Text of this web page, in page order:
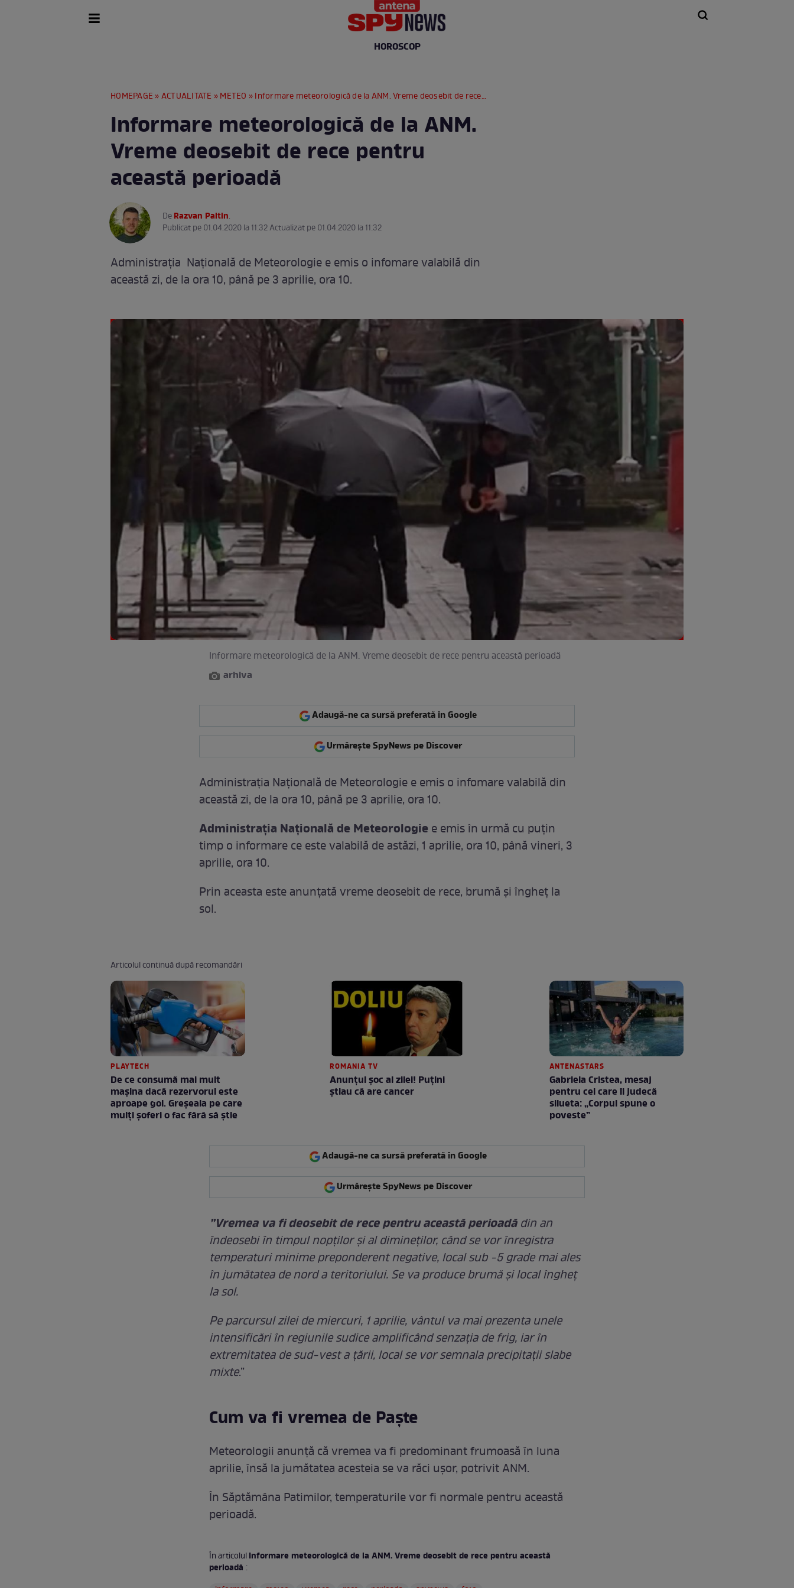
HOROSCOP
HOMEPAGE »ACTUALITATE »METEO » Informare meteorologică de la ANM. Vreme deosebit de rece pentru această perioadă
Informare meteorologică de la ANM.
Vreme deosebit de rece pentru
această perioadă
DeRazvan Paltin.
Publicat pe 01.04.2020 la 11:32 Actualizat pe 01.04.2020 la 11:32
Administraţia Naţională de Meteorologie e emis o infomare valabilă din
această zi, de la ora 10, până pe 3 aprilie, ora 10.
Informare meteorologică de la ANM. Vreme deosebit de rece pentru această perioadă
arhiva
Adaugă-ne ca sursă preferată în Google
Urmărește SpyNews pe Discover
Administraţia Naţională de Meteorologie e emis o infomare valabilă din
această zi, de la ora 10, până pe 3 aprilie, ora 10.
Administrația Națională de Meteorologie e emis în urmă cu puțin
timp o informare ce este valabilă de astăzi, 1 aprilie, ora 10, până vineri, 3
aprilie, ora 10.
Prin aceasta este anunțată vreme deosebit de rece, brumă și îngheț la
sol.
Articolul continuă după recomandări
PLAYTECH
De ce consumă mai mult
mașina dacă rezervorul este
aproape gol. Greșeala pe care
mulți șoferi o fac fără să știe
ROMANIA TV
Anunţul şoc al zilei! Puţini
ştiau că are cancer
ANTENASTARS
Gabriela Cristea, mesaj
pentru cei care îi judecă
silueta: „Corpul spune o
poveste”
Adaugă-ne ca sursă preferată în Google
Urmărește SpyNews pe Discover
”Vremea va fi deosebit de rece pentru această perioadădin an
îndeosebi în timpul nopţilor şi al dimineţilor, când se vor înregistra
temperaturi minime preponderent negative, local sub -5 grade mai ales
în jumătatea de nord a teritoriului. Se va produce brumă și local îngheț
la sol.
Pe parcursul zilei de miercuri, 1 aprilie, vântul va mai prezenta unele
intensificări în regiunile sudice amplificând senzația de frig, iar în
extremitatea de sud-vest a țării, local se vor semnala precipitații slabe
mixte.”
Cum va fi vremea de Paște
Meteorologii anunță că vremea va fi predominant frumoasă în luna
aprilie, însă la jumătatea acesteia se va răci ușor, potrivit ANM.
În Săptămâna Patimilor, temperaturile vor fi normale pentru această
perioadă.
În articolulInformare meteorologică de la ANM. Vreme deosebit de rece pentru această
perioadă :